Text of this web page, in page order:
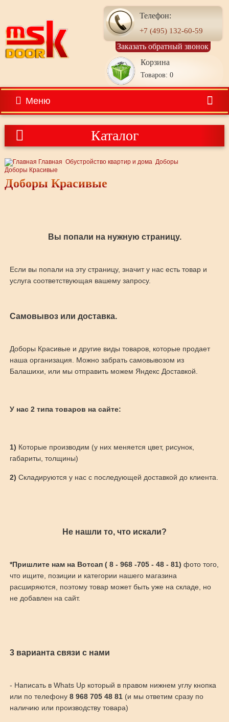
Телефон:
+7 (495) 132-60-59
Заказать обратный звонок
Корзина
Товаров: 0
Меню
Каталог
Главная Обустройство квартир и дома Доборы
Доборы Красивые
Доборы Красивые
Вы попали на нужную страницу.
Если вы попали на эту страницу, значит у нас есть товар и
услуга соответствующая вашему запросу.
Самовывоз или доставка.
Доборы Красивые и другие виды товаров, которые продает
наша организация. Можно забрать самовывозом из
Балашихи, или мы отправить можем Яндекс Доставкой.
У нас 2 типа товаров на сайте:
1) Которые производим (у них меняется цвет, рисунок,
габариты, толщины)
2) Складируются у нас с последующей доставкой до клиента.
Не нашли то, что искали?
*Пришлите нам на Вотсап ( 8 - 968 -705 - 48 - 81) фото того,
что ищите, позиции и категории нашего магазина
расширяются, поэтому товар может быть уже на складе, но
не добавлен на сайт.
3 варианта связи с нами
- Написать в Whats Up который в правом нижнем углу кнопка
или по телефону 8 968 705 48 81(и мы ответим сразу по
наличию или производству товара)